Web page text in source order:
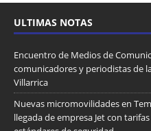
ULTIMAS NOTAS
Encuentro de Medios de
comunicadores y periodistas de
Villarrica
Nuevas micromovilidades en
llegada de empresa Jet con